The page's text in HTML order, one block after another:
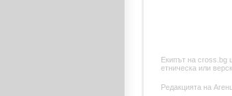
Екипът на cross.bg
етническа или
Редакцията на